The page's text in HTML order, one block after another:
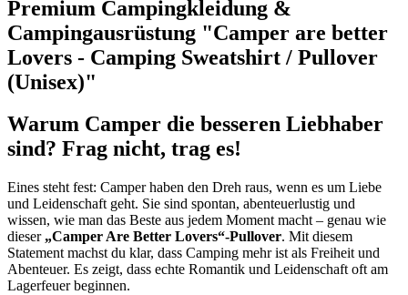
Premium Campingkleidung &
Campingausrüstung "Camper are better
Lovers - Camping Sweatshirt / Pullover
(Unisex)"
Warum Camper die besseren Liebhaber
sind? Frag nicht, trag es!
Eines steht fest: Camper haben den Dreh raus, wenn es um Liebe
und Leidenschaft geht. Sie sind spontan, abenteuerlustig und
wissen, wie man das Beste aus jedem Moment macht – genau wie
dieser „Camper Are Better Lovers“-Pullover. Mit diesem
Statement machst du klar, dass Camping mehr ist als Freiheit und
Abenteuer. Es zeigt, dass echte Romantik und Leidenschaft oft am
Lagerfeuer beginnen.